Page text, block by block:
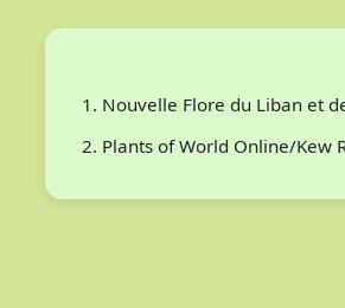
Nouvelle Flore du Liban et
Plants of World Online/Kew